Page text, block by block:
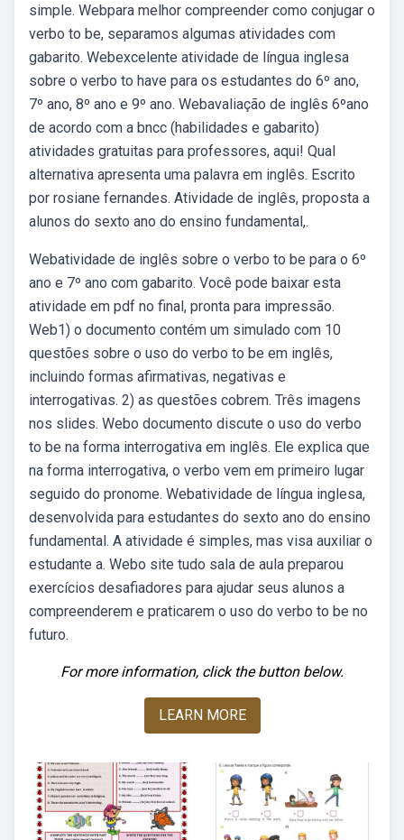
simple. Webpara melhor compreender como conjugar o
verbo to be, separamos algumas atividades com
gabarito. Webexcelente atividade de língua inglesa
sobre o verbo to have para os estudantes do 6º ano,
7º ano, 8º ano e 9º ano. Webavaliação de inglês 6ºano
de acordo com a bncc (habilidades e gabarito)
atividades gratuitas para professores, aqui! Qual
alternativa apresenta uma palavra em inglês. Escrito
por rosiane fernandes. Atividade de inglês, proposta a
alunos do sexto ano do ensino fundamental,.
Webatividade de inglês sobre o verbo to be para o 6º
ano e 7º ano com gabarito. Você pode baixar esta
atividade em pdf no final, pronta para impressão.
Web1) o documento contém um simulado com 10
questões sobre o uso do verbo to be em inglês,
incluindo formas afirmativas, negativas e
interrogativas. 2) as questões cobrem. Três imagens
nos slides. Webo documento discute o uso do verbo
to be na forma interrogativa em inglês. Ele explica que
na forma interrogativa, o verbo vem em primeiro lugar
seguido do pronome. Webatividade de língua inglesa,
desenvolvida para estudantes do sexto ano do ensino
fundamental. A atividade é simples, mas visa auxiliar o
estudante a. Webo site tudo sala de aula preparou
exercícios desafiadores para ajudar seus alunos a
compreenderem e praticarem o uso do verbo to be no
futuro.
For more information, click the button below.
LEARN MORE